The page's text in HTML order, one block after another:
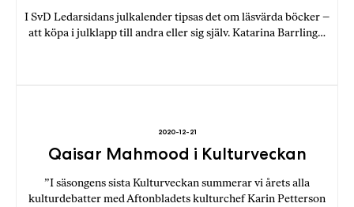
I SvD Ledarsidans julkalender tipsas det om läsvärda böcker –
att köpa i julklapp till andra eller sig själv. Katarina Barrling…
2020-12-21
Qaisar Mahmood i Kulturveckan
”I säsongens sista Kulturveckan summerar vi årets alla
kulturdebatter med Aftonbladets kulturchef Karin Petterson